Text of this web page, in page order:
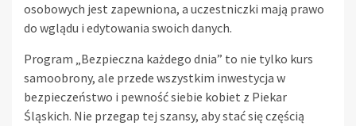
osobowych jest zapewniona, a uczestniczki mają prawo
do wglądu i edytowania swoich danych.
Program „Bezpieczna każdego dnia” to nie tylko kurs
samoobrony, ale przede wszystkim inwestycja w
bezpieczeństwo i pewność siebie kobiet z Piekar
Śląskich. Nie przegap tej szansy, aby stać się częścią